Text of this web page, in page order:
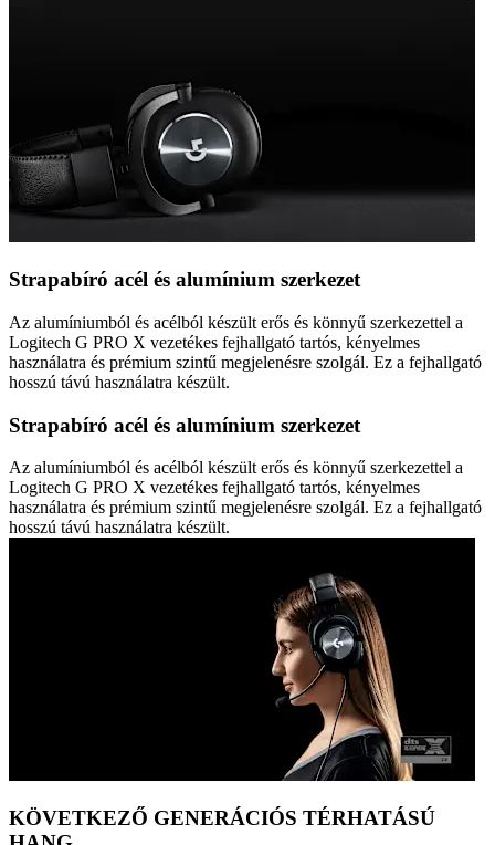
Strapabíró acél és alumínium szerkezet
Az alumíniumból és acélból készült erős és könnyű szerkezettel a
Logitech G PRO X vezetékes fejhallgató tartós, kényelmes
használatra és prémium szintű megjelenésre szolgál. Ez a fejhallgató
hosszú távú használatra készült.
Strapabíró acél és alumínium szerkezet
Az alumíniumból és acélból készült erős és könnyű szerkezettel a
Logitech G PRO X vezetékes fejhallgató tartós, kényelmes
használatra és prémium szintű megjelenésre szolgál. Ez a fejhallgató
hosszú távú használatra készült.
KÖVETKEZŐ GENERÁCIÓS TÉRHATÁSÚ